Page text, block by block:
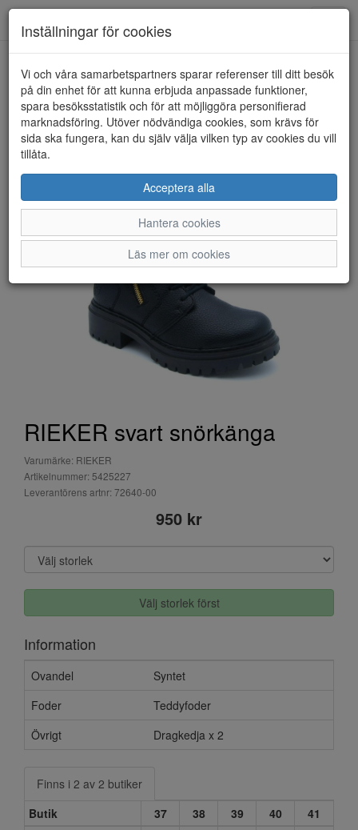
HEM RIEKER
RIEKER svart snörkänga
Varumärke: RIEKER
Artikelnummer: 5425227
Leverantörens artnr: 72640-00
950 kr
Välj storlek först
Information
Ovandel
Syntet
Foder
Teddyfoder
Övrigt
Dragkedja x 2
Finns i 2 av 2 butiker
Butik
37 38 39 40
41
Inställningar för cookies
Vi och våra samarbetspartners sparar referenser till ditt besök
på din enhet för att kunna erbjuda anpassade funktioner,
spara besöksstatistik och för att möjliggöra personifierad
marknadsföring. Utöver nödvändiga cookies, som krävs för
sida ska fungera, kan du själv välja vilken typ av cookies du vill
tillåta.
Acceptera alla
Hantera cookies
Läs mer om cookies